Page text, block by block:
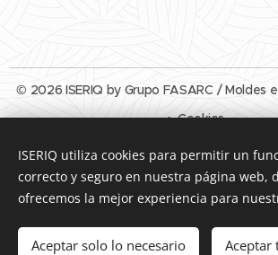
Añadir a la
© 2026 ISERIQ by Grupo FASARC / Moldes
Cookies
Idiomas
Español
English
ISERIQ utiliza cookies para permitir un
correcto y seguro en nuestra página web,
ofrecemos la mejor experiencia para
Aceptar solo lo necesario Aceptar